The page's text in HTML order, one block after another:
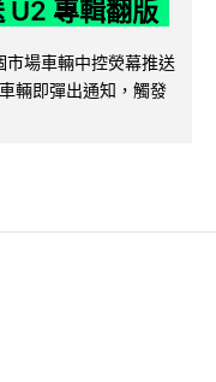
U2 專輯翻版
場車輛中控熒幕推送
輛即彈出通知，觸發